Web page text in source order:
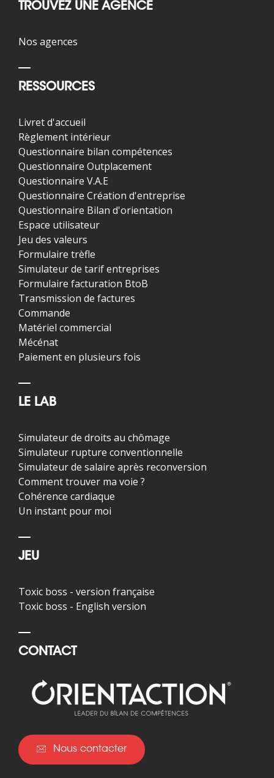
TROUVEZ UNE AGENCE
Nos agences
RESSOURCES
Livret d'accueil
Règlement intérieur
Questionnaire bilan compétences
Questionnaire Outplacement
Questionnaire V.A.E
Questionnaire Création d'entreprise
Questionnaire Bilan d'orientation
Espace utilisateur
Jeu des valeurs
Formulaire trèfle
Simulateur de tarif entreprises
Formulaire facturation BtoB
Transmission de factures
Commande
Matériel commercial
Mécénat
Paiement en plusieurs fois
LE LAB
Simulateur de droits au chômage
Simulateur rupture conventionnelle
Simulateur de salaire après reconversion
Comment trouver ma voie ?
Cohérence cardiaque
Un instant pour moi
JEU
Toxic boss - version française
Toxic boss - English version
CONTACT
Nous contacter